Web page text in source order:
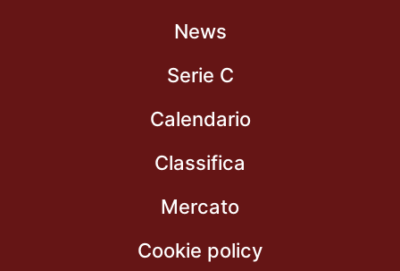
News
Serie C
Calendario
Classifica
Mercato
Cookie policy